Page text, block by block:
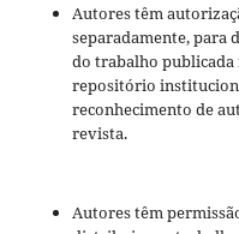
Autores têm
separadamente, para
do trabalho publicada
repositório
reconhecimento de
revista.
Autores têm